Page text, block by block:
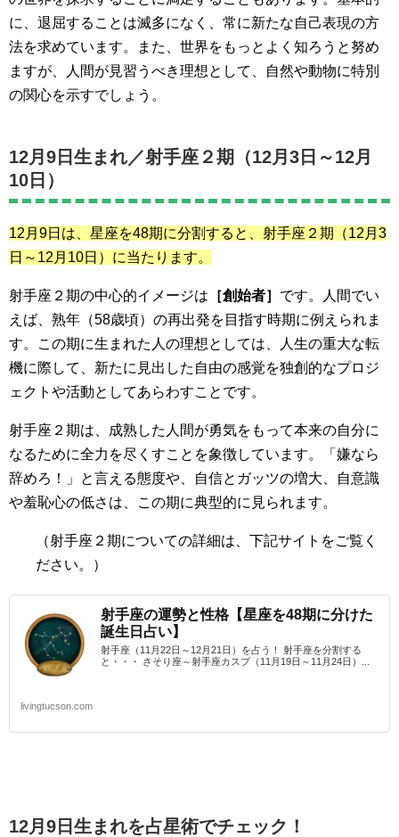
に、退屈することは滅多になく、常に新たな自己表現の方
法を求めています。また、世界をもっとよく知ろうと努め
ますが、人間が見習うべき理想として、自然や動物に特別
の関心を示すでしょう。
12月9日生まれ／射手座２期（12月3日～12月
10日）
12月9日は、星座を48期に分割すると、射手座２期
（12月3
日～12月10日） に当たります。
射手座２期の中心的イメージは ［創始者］ です。人間でい
えば、熟年（58歳頃）の再出発を目指す時期に例えられま
す。この期に生まれた人の理想としては、人生の重大な転
機に際して、新たに見出した自由の感覚を独創的なプロジ
ェクトや活動としてあらわすことです。
射手座２期は、成熟した人間が勇気をもって本来の自分に
なるために全力を尽くすことを象徴しています。「嫌なら
辞めろ！」と言える態度や、自信とガッツの増大、自意識
や羞恥心の低さは、この期に典型的に見られます。
（射手座２期についての詳細は、下記サイトをご覧く
ださい。）
射手座の運勢と性格【星座を48期に分けた
誕生日占い】
射手座（11月22日～12月21日）を占う！ 射手座を分割する
と・・・ さそり座～射手座カスプ（11月19日～11月24日）...
livingtucson.com
12月9日生まれを占星術でチェック！